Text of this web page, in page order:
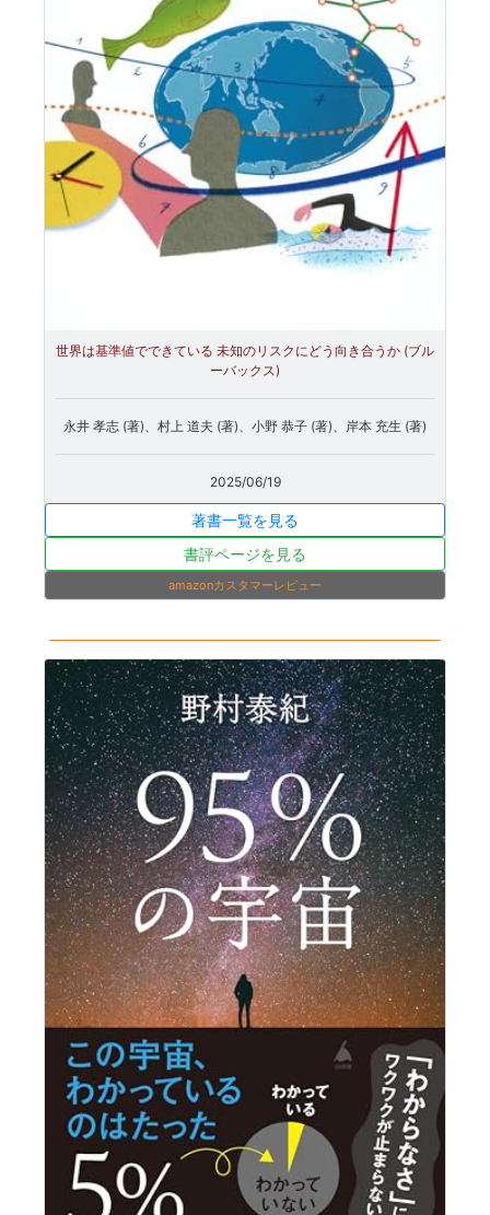
世界は基準値でできている 未知のリスクにどう向き合うか (ブル
ーバックス)
永井 孝志 (著)、村上 道夫 (著)、小野 恭子 (著)、岸本 充生 (著)
2025/06/19
著書一覧を見る
書評ページを見る
amazonカスタマーレビュー